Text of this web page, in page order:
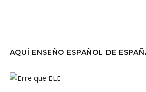
AQUÍ ENSEÑO ESPAÑOL DE